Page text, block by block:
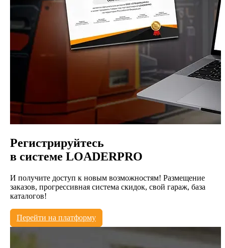
Регистрируйтесь
в системе LOADERPRO
И получите доступ к новым возможностям! Размещение
заказов, прогрессивная система скидок, свой гараж, база
каталогов!
Перейти на платформу